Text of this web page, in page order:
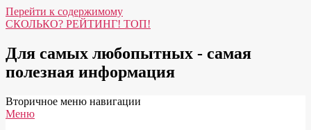
Перейти к содержимому
СКОЛЬКО? РЕЙТИНГ! ТОП!
Для самых любопытных - самая
полезная информация
Вторичное меню навигации
Меню